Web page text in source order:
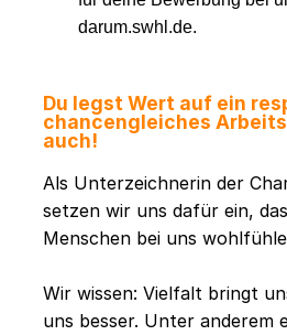
darum.swhl.de.
Du legst Wert auf ein
chancengleiches
auch!
Als Unterzeichnerin der
setzen wir uns dafür ein,
Menschen bei uns
Wir wissen: Vielfalt bringt
uns besser. Unter anderem